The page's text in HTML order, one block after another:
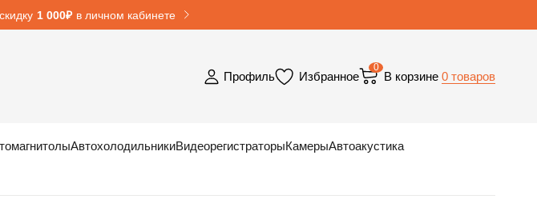
1 000₽ в личном кабинете
Профиль Избранное
0
В корзине 0 товаров
АвтохолодильникиВидеорегистраторыКамерыАвтоакустика